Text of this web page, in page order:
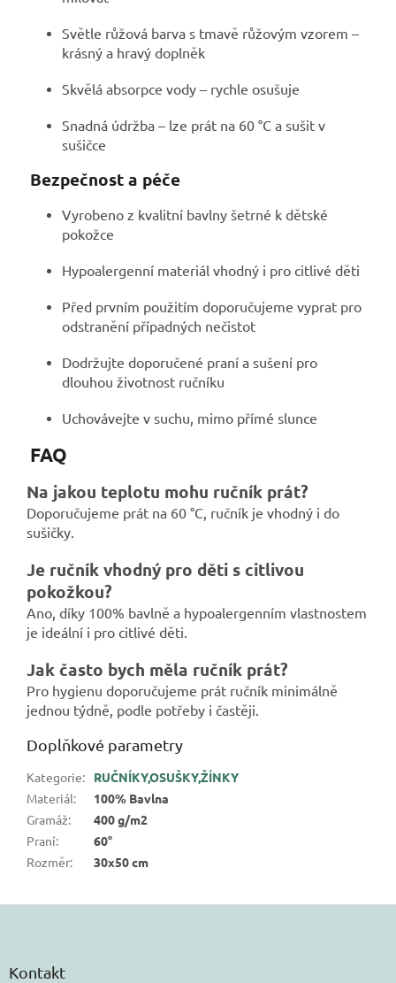
Světle růžová barva s tmavě růžovým vzorem –
krásný a hravý doplněk
Skvělá absorpce vody – rychle osušuje
Snadná údržba – lze prát na 60 °C a sušit v
sušičce
Bezpečnost a péče
Vyrobeno z kvalitní bavlny šetrné k dětské
pokožce
Hypoalergenní materiál vhodný i pro citlivé děti
Před prvním použitím doporučujeme vyprat pro
odstranění případných nečistot
Dodržujte doporučené praní a sušení pro
dlouhou životnost ručníku
Uchovávejte v suchu, mimo přímé slunce
FAQ
Na jakou teplotu mohu ručník prát?
Doporučujeme prát na 60 °C, ručník je vhodný i do
sušičky.
Je ručník vhodný pro děti s citlivou
pokožkou?
Ano, díky 100% bavlně a hypoalergenním vlastnostem
je ideální i pro citlivé děti.
Jak často bych měla ručník prát?
Pro hygienu doporučujeme prát ručník minimálně
jednou týdně, podle potřeby i častěji.
Doplňkové parametry
Kategorie:
RUČNÍKY,OSUŠKY,ŽÍNKY
Materiál:
100% Bavlna
Gramáž:
400 g/m2
Praní:
60°
Rozměr: 30x50 cm
Kontakt